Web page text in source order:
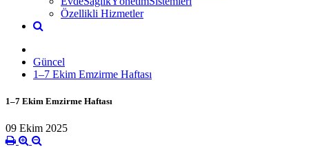
Özellikli Hizmetler
Güncel
1–7 Ekim Emzirme Haftası
1–7 Ekim Emzirme Haftası
09 Ekim 2025